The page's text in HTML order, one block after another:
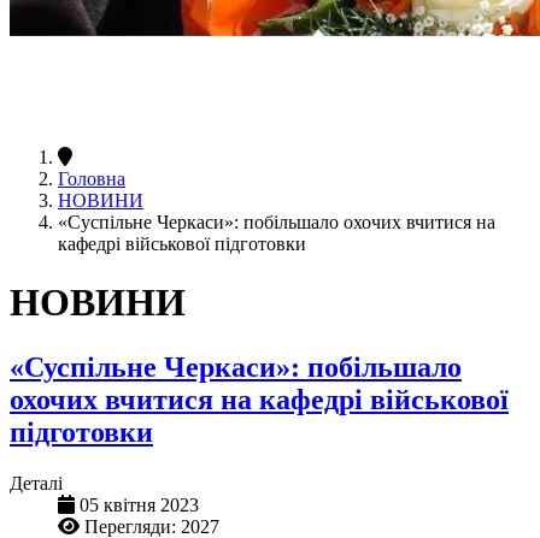
Головна
НОВИНИ
«Суспільне Черкаси»: побільшало охочих вчитися на
кафедрі військової підготовки
НОВИНИ
«Суспільне Черкаси»: побільшало
охочих вчитися на кафедрі військової
підготовки
Деталі
05 квітня 2023
Перегляди: 2027